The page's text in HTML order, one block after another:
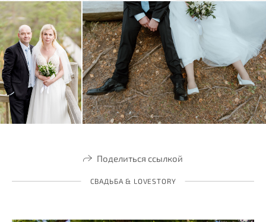
Поделиться ссылкой
СВАДЬБА & LOVESTORY